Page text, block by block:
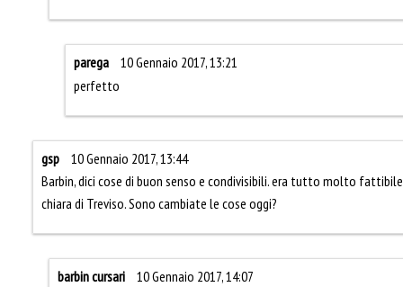
parega
10 Gennaio 2017, 13:21
perfetto
gsp
10 Gennaio 2017, 13:44
Barbin, dici cose di buon senso e condivisibili. era tutto molto
chiara di Treviso. Sono cambiate le cose oggi?
barbin cursari
10 Gennaio 2017, 14:07